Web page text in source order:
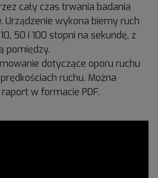
cały czas trwania badania
Urządzenie wykona bierny ruch
50 i 100 stopni na sekundę, z
pomiędzy.
dotyczące oporu ruchu
ruchu. Można
w formacie PDF.